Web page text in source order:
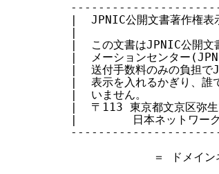
|  JPNIC公開文書著作
|
|  この文書はJPNIC公開
|  メーションセンター
|  送付手数料のみの負担
|  表示を入れるかぎり、
|  いません。
|  〒113 東京都文京区
|        日本ネットワ
＝ ドメイン